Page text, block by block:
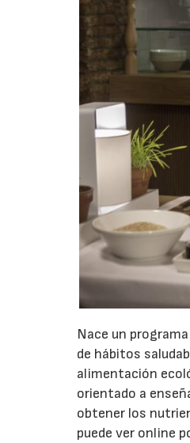
Nace un
de hábitos
alimentación
orientado a
obtener los
puede ver online